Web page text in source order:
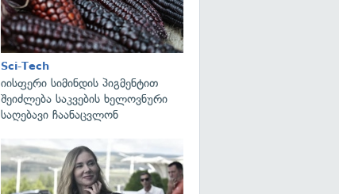
Sci-Tech
იისფერი სიმინდის პიგმენტით
შეიძლება საკვების ხელოვნური
საღებავი ჩაანაცვლონ